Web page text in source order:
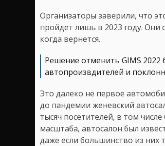
Организаторы заверили, что
пройдет лишь в 2023 году.
когда вернется.
Решение отменить GIMS
автопроизвдителей и
Это далеко не первое
до пандемии женевский
тысяч посетителей, в том
масштаба, автосалон был
даже если большинство из них